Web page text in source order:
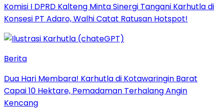
Komisi I DPRD Kalteng Minta Sinergi Tangani Karhutla di
Konsesi PT Adaro, Walhi Catat Ratusan Hotspot!
Berita
Dua Hari Membara! Karhutla di Kotawaringin Barat
Capai 10 Hektare, Pemadaman Terhalang Angin
Kencang